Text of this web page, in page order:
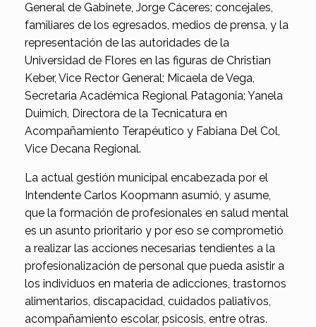
General de Gabinete, Jorge Cáceres; concejales,
familiares de los egresados, medios de prensa, y la
representación de las autoridades de la
Universidad de Flores en las figuras de Christian
Keber, Vice Rector General; Micaela de Vega,
Secretaria Académica Regional Patagonia; Yanela
Duimich, Directora de la Tecnicatura en
Acompañamiento Terapéutico y Fabiana Del Col,
Vice Decana Regional.
La actual gestión municipal encabezada por el
Intendente Carlos Koopmann asumió, y asume,
que la formación de profesionales en salud mental
es un asunto prioritario y por eso se comprometió
a realizar las acciones necesarias tendientes a la
profesionalización de personal que pueda asistir a
los individuos en materia de adicciones, trastornos
alimentarios, discapacidad, cuidados paliativos,
acompañamiento escolar, psicosis, entre otras.